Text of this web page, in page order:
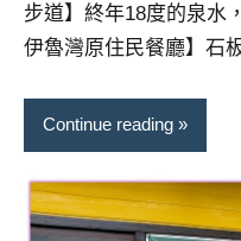
步道】終年18度的泉水
伊魯灣原住民餐廳】石
Continue reading